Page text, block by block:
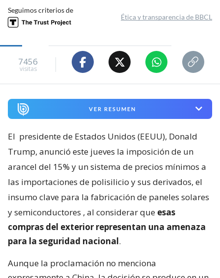
Seguimos criterios de
Ética y transparencia de BBCL
7456
visitas
VER RESUMEN
El presidente de Estados Unidos (EEUU), Donald
Trump, anunció este jueves la imposición de un
arancel del 15% y un sistema de precios mínimos a
las importaciones de polisilicio y sus derivados, el
insumo clave para la fabricación de paneles solares
y semiconductores , al considerar que esas
compras del exterior representan una amenaza
para la seguridad nacional.
Aunque la proclamación no menciona